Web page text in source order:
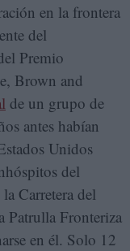
en la frontera
del
Premio
Brown and
de un grupo de
antes habían
Unidos
del
Carretera del
Patrulla Fronteriza
en él. Solo 12